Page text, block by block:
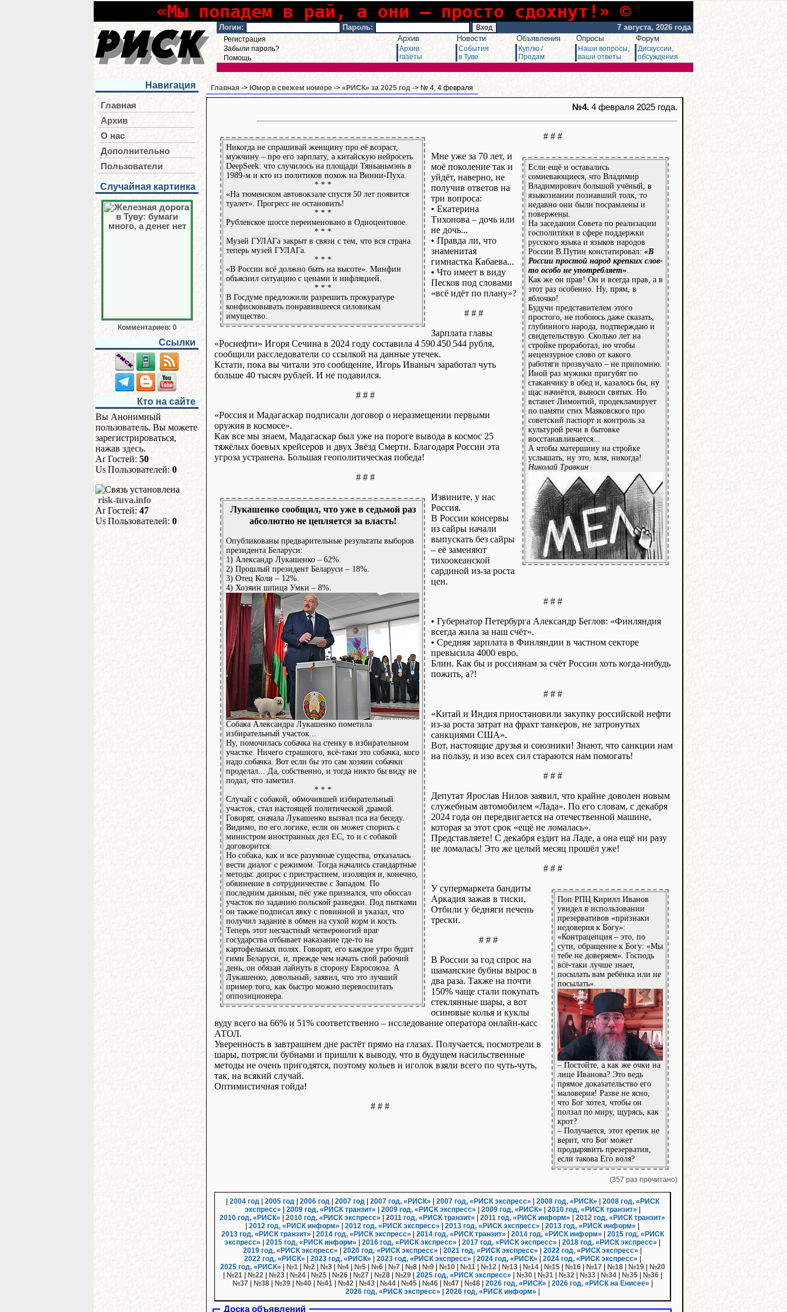
«Мы попадем в рай, а они – просто сдохнут!» ©
Логин: Пароль: 7 августа, 2026 года
Регистрация
Забыли пароль?
Помощь
Архив
Архив
газеты
Новости
События
в Туве
Объявления
Куплю /
Продам
Опросы
Наши вопросы,
ваши ответы
Форум
Дискуссии,
обсуждения
Навигация
Главная
Архив
О нас
Дополнительно
Пользователи
Случайная картинка
Комментариев: 0
Ссылки
Кто на сайте
Вы Анонимный
пользователь. Вы можете
зарегистрироваться,
нажав здесь.
Гостей: 50
Пользователей: 0
risk-tuva.info
Гостей: 47
Пользователей: 0
Главная -> Юмор в свежем номере -> «РИСК» за 2025 год -> № 4, 4 февраля
№4. 4 февраля 2025 года.
Никогда не спрашивай женщину про её возраст,
мужчину – про его зарплату, а китайскую нейросеть
DeepSeek: что случилось на площади Тяньаньмэнь в
1989-м и кто из политиков похож на Винни-Пуха.
* * *
«На тюменском автовокзале спустя 50 лет появится
туалет». Прогресс не остановить!
* * *
Рублевское шоссе переименовано в Одноцентовое.
* * *
Музей ГУЛАГа закрыт в связи с тем, что вся страна
теперь музей ГУЛАГа.
* * *
«В России всё должно быть на высоте». Минфин
объяснил ситуацию с ценами и инфляцией.
* * *
В Госдуме предложили разрешить прокуратуре
конфисковывать понравившееся силовикам
имущество.
# # #
Если ещё и оставались
сомневающиеся, что Владимир
Владимирович большой учёный, в
языкознании познавший толк, то
недавно они были посрамлены и
повержены.
На заседании Совета по реализации
госполитики в сфере поддержки
русского языка и языков народов
России В.Путин констатировал: «В
России простой народ крепких слов-
то особо не употребляет»
Как же он прав! Он и всегда прав, а в
этот раз особенно. Ну, прям, в
яблочко!
Будучи представителем этого
простого, не побоюсь даже сказать,
глубинного народа, подтверждаю и
свидетельствую. Сколько лет на
стройке проработал, но чтобы
нецензурное слово от какого
работяги прозвучало – не припомню.
Иной раз мужики пригубят по
стаканчику в обед и, казалось бы, ну
щас начнётся, выноси святых. Но
встанет Лимонтий, продекламирует
по памяти стих Маяковского про
советский паспорт и контроль за
культурой речи в бытовке
восстанавливается...
А чтобы матершину на стройке
услышать, ну это, мля, никогда!
Николай Травкин
Мне уже за 70 лет, и
моё поколение так и
уйдёт, наверно, не
получив ответов на
три вопроса:
• Екатерина
Тихонова – дочь или
не дочь...
• Правда ли, что
знаменитая
гимнастка Кабаева...
• Что имеет в виду
Песков под словами
«всё идёт по плану»?
# # #
Зарплата главы
«Роснефти» Игоря Сечина в 2024 году составила 4 590 450 544 рубля,
сообщили расследователи со ссылкой на данные утечек.
Кстати, пока вы читали это сообщение, Игорь Иваныч заработал чуть
больше 40 тысяч рублей. И не подавился.
# # #
«Россия и Мадагаскар подписали договор о неразмещении первыми
оружия в космосе».
Как все мы знаем, Мадагаскар был уже на пороге вывода в космос 25
тяжёлых боевых крейсеров и двух Звёзд Смерти. Благодаря России эта
угроза устранена. Большая геополитическая победа!
# # #
Лукашенко сообщил, что уже в седьмой раз
абсолютно не цепляется за власть!
Опубликованы предварительные результаты выборов
президента Беларуси:
1) Александр Лукашенко – 62%.
2) Прошлый президент Беларуси – 18%.
3) Отец Коли – 12%.
4) Хозяин шпица Умки – 8%.
Собака Александра Лукашенко пометила
избирательный участок...
Ну, помочилась собачка на стенку в избирательном
участке. Ничего страшного, всё-таки это собачка, кого
надо собачка. Вот если бы это сам хозяин собачки
проделал... Да, собственно, и тогда никто бы виду не
подал, что заметил.
* * *
Случай с собакой, обмочившей избирательный
участок, стал настоящей политической драмой.
Говорят, сначала Лукашенко вызвал пса на беседу.
Видимо, по его логике, если он может спорить с
министром иностранных дел ЕС, то и с собакой
договорится.
Но собака, как и все разумные существа, отказалась
вести диалог с режимом. Тогда начались стандартные
методы: допрос с пристрастием, изоляция и, конечно,
обвинение в сотрудничестве с Западом. По
последним данным, пёс уже признался, что обоссал
участок по заданию польской разведки. Под пытками
он также подписал явку с повинной и указал, что
получил задание в обмен на сухой корм и кость.
Теперь этот несчастный четвероногий враг
государства отбывает наказание где-то на
картофельных полях. Говорят, его каждое утро будит
гимн Беларуси, и, прежде чем начать свой рабочий
день, он обязан лайнуть в сторону Евросоюза. А
Лукашенко, довольный, заявил, что это лучший
пример того, как быстро можно перевоспитать
оппозиционера.
Извините, у нас
Россия.
В России консервы
из сайры начали
выпускать без сайры
– её заменяют
тихоокеанской
сардиной из-за роста
цен.
# # #
• Губернатор Петербурга Александр Беглов: «Финляндия
всегда жила за наш счёт».
• Средняя зарплата в Финляндии в частном секторе
превысила 4000 евро.
Блин. Как бы и россиянам за счёт России хоть когда-нибудь
пожить, а?!
# # #
«Китай и Индия приостановили закупку российской нефти
из-за роста затрат на фрахт танкеров, не затронутых
санкциями США».
Вот, настоящие друзья и союзники! Знают, что санкции нам
на пользу, и изо всех сил стараются нам помогать!
# # #
Депутат Ярослав Нилов заявил, что крайне доволен новым
служебным автомобилем «Лада». По его словам, с декабря
2024 года он передвигается на отечественной машине,
которая за этот срок «ещё не ломалась».
Представляете! С декабря ездит на Ладе, а она ещё ни разу
не ломалась! Это же целый месяц прошёл уже!
# # #
Поп РПЦ Кирилл Иванов
увидел в использовании
презервативов «признаки
недоверия к Богу»:
«Контрацепция – это, по
сути, обращение к Богу: «Мы
тебе не доверяем». Господь
всё-таки лучше знает,
посылать вам ребёнка или не
посылать».
– Постойте, а как же очки на
лице Иванова? Это ведь
прямое доказательство его
маловерия! Разве не ясно,
что Бог хотел, чтобы он
ползал по миру, щурясь, как
крот?
– Получается, этот еретик не
верит, что Бог может
продырявить презерватив,
если такова Его воля?
У супермаркета бандиты
Аркадия зажав в тиски,
Отбили у бедняги печень
трески.
# # #
В России за год спрос на
шаманские бубны вырос в
два раза. Также на почти
150% чаще стали покупать
стеклянные шары, а вот
осиновые колья и куклы
вуду всего на 66% и 51% соответственно – исследование оператора онлайн-касс
АТОЛ.
Уверенность в завтрашнем дне растёт прямо на глазах. Получается, посмотрели в
шары, потрясли бубнами и пришли к выводу, что в будущем насильственные
методы не очень пригодятся, поэтому кольев и иголок взяли всего по чуть-чуть,
так, на всякий случай.
Оптимистичная гойда!
# # #
(357 раз прочитано)
2004 год| 2005 год| 2006 год| 2007 год| 2007 год, «РИСК» 2007 год, «РИСК экспресс» 2008 год, «РИСК»
2008 год, «РИСК
экспресс»
2009 год, «РИСК транзит» 2009 год, «РИСК экспресс» 2009 год, «РИСК» 2010 год, «РИСК транзит»
2010 год, «РИСК»
2010 год, «РИСК экспресс» 2011 год, «РИСК транзит» 2011 год, «РИСК информ»
2012 год, «РИСК транзит»
2012 год, «РИСК информ» 2012 год, «РИСК экспресс» 2013 год, «РИСК экспресс» 2013 год, «РИСК информ»
2013 год, «РИСК транзит»
2014 год, «РИСК экспресс» 2014 год, «РИСК транзит» 2014 год, «РИСК информ»
2015 год, «РИСК
экспресс»
2015 год, «РИСК информ» 2016 год, «РИСК экспресс» 2017 год, «РИСК экспресс» 2018 год, «РИСК экспресс»
2019 год, «РИСК экспресс»
2020 год, «РИСК экспресс» 2021 год, «РИСК экспресс» 2022 год, «РИСК экспресс»
2022 год, «РИСК»
2023 год, «РИСК» 2023 год, «РИСК экспресс» 2024 год, «РИСК» 2024 год, «РИСК экспресс»
2025 год, «РИСК»
№1| №2| №3| №4| №5| №6| №7| №8| №9| №10| №11| №12| №13| №14| №15| №16| №17| №18| №19|
№20
№21| №22| №23| №24| №25| №26| №27| №28| №29| 2025 год, «РИСК экспресс» №30| №31| №32| №33| №34| №35| №36|
№37| №38| №39| №40| №41| №42| №43| №44| №45| №46| №47| №48| 2026 год, «РИСК» 2026 год, «РИСК на Енисее»
2026 год, «РИСК экспресс»
2026 год, «РИСК информ»
Доска объявлений